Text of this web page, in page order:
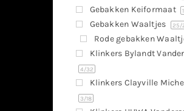
Gebakken Keiformaat 1
Gebakken Waaltjes 25/
Rode gebakken
Klinkers Bylandt
4/32
Klinkers Clayville
3/18